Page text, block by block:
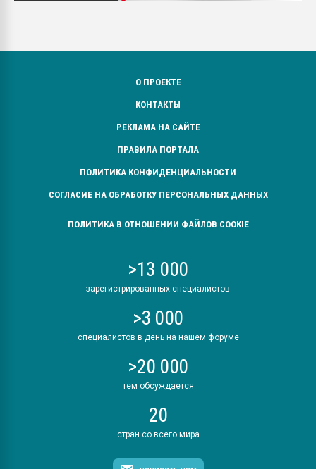
О ПРОЕКТЕ
КОНТАКТЫ
РЕКЛАМА НА САЙТЕ
ПРАВИЛА ПОРТАЛА
ПОЛИТИКА КОНФИДЕНЦИАЛЬНОСТИ
СОГЛАСИЕ НА ОБРАБОТКУ ПЕРСОНАЛЬНЫХ ДАННЫХ
ПОЛИТИКА В ОТНОШЕНИИ ФАЙЛОВ COOKIE
>13 000
зарегистрированных специалистов
>3 000
специалистов в день на нашем форуме
>20 000
тем обсуждается
20
стран со всего мира